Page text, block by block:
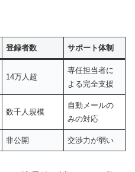
登録者数 サポート体制
14万人超
専任担当者に
よる完全支援
数千人規模
自動メールの
みの対応
非公開 交渉力が弱い